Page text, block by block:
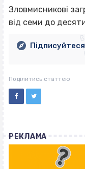
Зловмисникові
від семи до
Поділитись статтею
РЕКЛАМА